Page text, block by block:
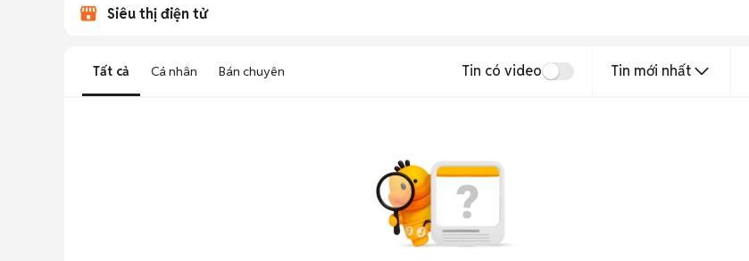
Siêu thị điện tử
Tất cả Cá nhân Bán chuyên Tin có video Tin mới nhất